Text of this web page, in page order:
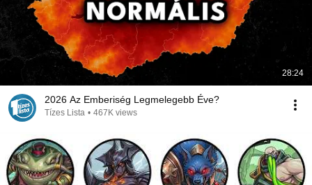
28:24
2026 Az Emberiség Legmelegebb Éve?
Tízes Lista • 467K views